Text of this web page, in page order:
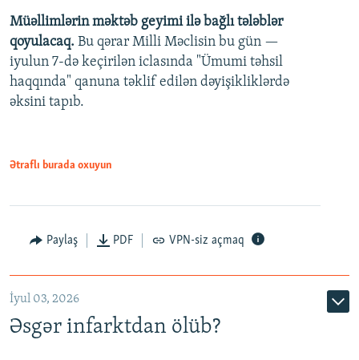
Auto 240p 360p 480p
720p 1080p
360p
480p
720p
Müəllimlərin məktəb geyimi ilə bağlı tələblər
qoyulacaq. Bu qərar Milli Məclisin bu gün —
iyulun 7-də keçirilən iclasında "Ümumi təhsil
haqqında" qanuna təklif edilən dəyişikliklərdə
əksini tapıb.
Ətraflı burada oxuyun
Paylaş PDF VPN-siz açmaq
İyul 03, 2026
Əsgər infarktdan ölüb?